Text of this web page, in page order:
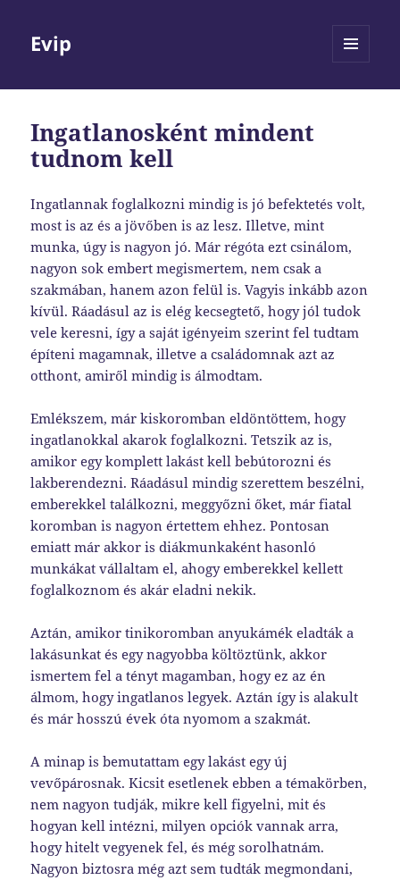
Evip
Ingatlanosként mindent
tudnom kell
Ingatlannak foglalkozni mindig is jó befektetés volt,
most is az és a jövőben is az lesz. Illetve, mint
munka, úgy is nagyon jó. Már régóta ezt csinálom,
nagyon sok embert megismertem, nem csak a
szakmában, hanem azon felül is. Vagyis inkább azon
kívül. Ráadásul az is elég kecsegtető, hogy jól tudok
vele keresni, így a saját igényeim szerint fel tudtam
építeni magamnak, illetve a családomnak azt az
otthont, amiről mindig is álmodtam.
Emlékszem, már kiskoromban eldöntöttem, hogy
ingatlanokkal akarok foglalkozni. Tetszik az is,
amikor egy komplett lakást kell bebútorozni és
lakberendezni. Ráadásul mindig szerettem beszélni,
emberekkel találkozni, meggyőzni őket, már fiatal
koromban is nagyon értettem ehhez. Pontosan
emiatt már akkor is diákmunkaként hasonló
munkákat vállaltam el, ahogy emberekkel kellett
foglalkoznom és akár eladni nekik.
Aztán, amikor tinikoromban anyukámék eladták a
lakásunkat és egy nagyobba költöztünk, akkor
ismertem fel a tényt magamban, hogy ez az én
álmom, hogy ingatlanos legyek. Aztán így is alakult
és már hosszú évek óta nyomom a szakmát.
A minap is bemutattam egy lakást egy új
vevőpárosnak. Kicsit esetlenek ebben a témakörben,
nem nagyon tudják, mikre kell figyelni, mit és
hogyan kell intézni, milyen opciók vannak arra,
hogy hitelt vegyenek fel, és még sorolhatnám.
Nagyon biztosra még azt sem tudták megmondani,